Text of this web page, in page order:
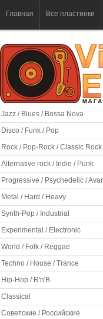
Главная Все пластинки
Jazz / Blues / Bossa Nova
Disco / Funk / Pop
Rock / Pop-Rock / Classic Rock
Alternative rock / Indie / Punk
Progressive / Psychedelic /
Metal / Hard / Heavy
Synth-Pop / Industrial
Experimental / Electronic
World / Folk / Reggae
Techno / House / Trance
Hip-Hop / R'n'B
Classical
Советские / Российские